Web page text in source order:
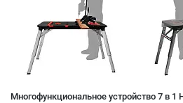
Многофункциональное устройство 7 в 1